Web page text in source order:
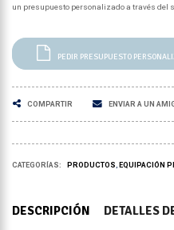
un presupuesto personalizado a través del
PEDIR PRESUPUESTO
COMPARTIR ENVIAR A UN
CATEGORÍAS: PRODUCTOS EQUIPACIÓN
DESCRIPCIÓN DETALLES